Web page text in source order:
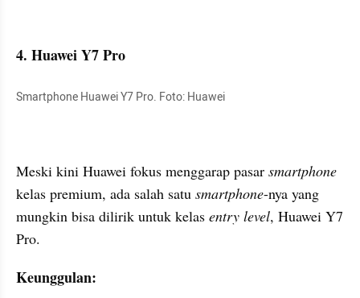
4. Huawei Y7 Pro
Smartphone Huawei Y7 Pro. Foto: Huawei
Meski kini Huawei fokus menggarap pasar
kelas premium, ada salah satu smartphone-nya yang
mungkin bisa dilirik untuk kelas entry level, Huawei Y7
Pro.
Keunggulan: